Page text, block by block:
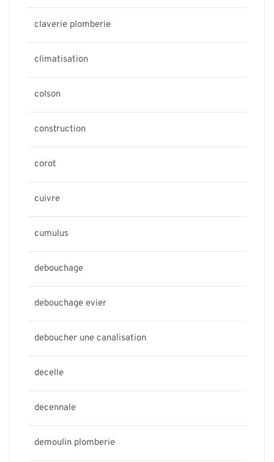
claverie plomberie
climatisation
colson
construction
corot
cuivre
cumulus
debouchage
debouchage evier
deboucher une canalisation
decelle
decennale
demoulin plomberie